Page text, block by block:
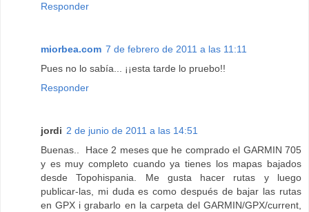
Responder
miorbea.com 7 de febrero de 2011 a las 11:11
Pues no lo sabía... ¡¡esta tarde lo pruebo!!
Responder
jordi 2 de junio de 2011 a las 14:51
Buenas.. Hace 2 meses que he comprado el GARMIN 705
y es muy completo cuando ya tienes los mapas bajados
desde Topohispania. Me gusta hacer rutas y luego
publicar-las, mi duda es como después de bajar las rutas
en GPX i grabarlo en la carpeta del GARMIN/GPX/current,